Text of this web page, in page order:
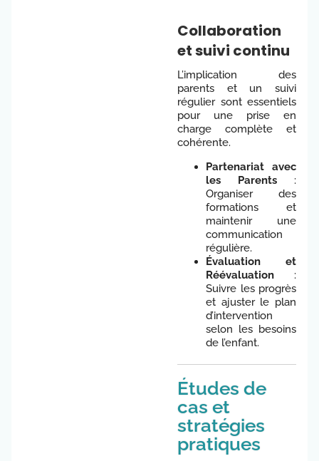
Collaboration
et suivi continu
L’implication des
parents et un suivi
régulier sont essentiels
pour une prise en
charge complète et
cohérente.
Partenariat avec
les Parents :
Organiser des
formations et
maintenir une
communication
régulière.
Évaluation et
Réévaluation :
Suivre les progrès
et ajuster le plan
d’intervention
selon les besoins
de l’enfant.
Études de
cas et
stratégies
pratiques